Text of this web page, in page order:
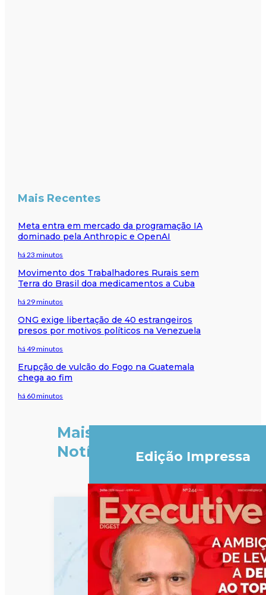
Mais Recentes
Meta entra em mercado da programação IA
dominado pela Anthropic e OpenAI
há 23 minutos
Movimento dos Trabalhadores Rurais sem
Terra do Brasil doa medicamentos a Cuba
há 29 minutos
ONG exige libertação de 40 estrangeiros
presos por motivos políticos na Venezuela
há 49 minutos
Erupção de vulcão do Fogo na Guatemala
chega ao fim
há 60 minutos
Mais
Notícias
Edição Impressa